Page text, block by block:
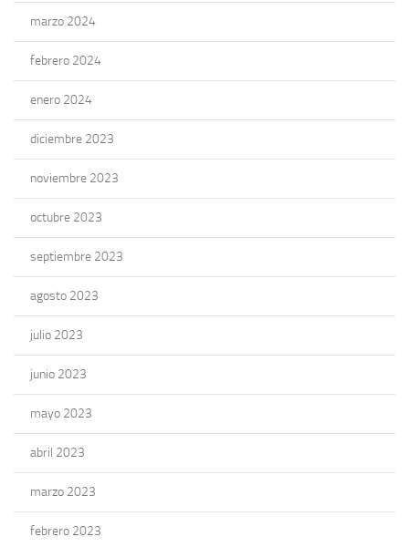
marzo 2024
febrero 2024
enero 2024
diciembre 2023
noviembre 2023
octubre 2023
septiembre 2023
agosto 2023
julio 2023
junio 2023
mayo 2023
abril 2023
marzo 2023
febrero 2023